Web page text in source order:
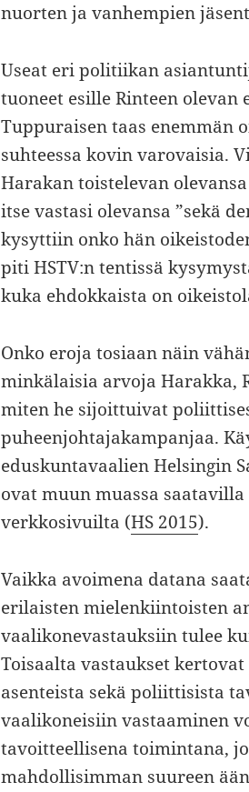
nuorten ja vanhempien
Useat eri politiikan
tuoneet esille Rinteen
Tuppuraisen taas enemmän
suhteessa kovin varovaisia.
Harakan toistelevan
itse vastasi olevansa ”sekä
kysyttiin onko hän
piti HSTV:n tentissä
kuka ehdokkaista on
Onko eroja tosiaan näin
minkälaisia arvoja Harakka,
miten he sijoittuivat
puheenjohtajakampanjaa.
eduskuntavaalien Helsingin
ovat muun muassa
verkkosivuilta (HS 2015).
Vaikka avoimena datana
erilaisten mielenkiintoisten
vaalikonevastauksiin tulee
Toisaalta vastaukset
asenteista sekä poliittisista
vaalikoneisiin vastaaminen
tavoitteellisena toimintana,
mahdollisimman suureen